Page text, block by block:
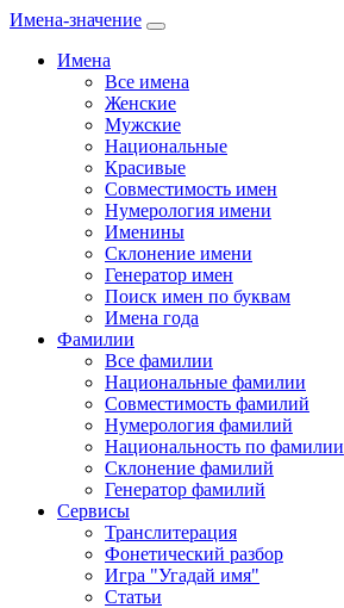
Имена-значение
Имена
Все имена
Женские
Мужские
Национальные
Красивые
Совместимость имен
Нумерология имени
Именины
Склонение имени
Генератор имен
Поиск имен по буквам
Имена года
Фамилии
Все фамилии
Национальные фамилии
Совместимость фамилий
Нумерология фамилий
Национальность по фамилии
Склонение фамилий
Генератор фамилий
Сервисы
Транслитерация
Фонетический разбор
Игра "Угадай имя"
Статьи